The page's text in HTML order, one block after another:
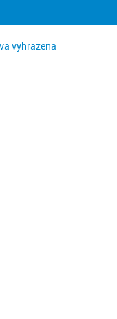
vyhrazena